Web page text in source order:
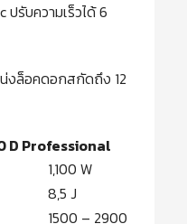
รับความเร็วได้ 6
งล็อคดอกสกัดถึง 12
D Professional
1,100 W
8,5 J
1500 – 2900